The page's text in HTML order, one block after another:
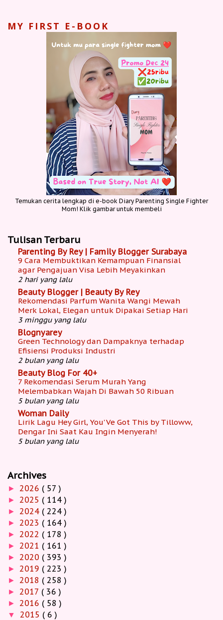
MY FIRST E-BOOK
Temukan cerita lengkap di e-book Diary Parenting Single Fighter
Mom! Klik gambar untuk membeli
Tulisan Terbaru
Parenting By Rey | Family Blogger Surabaya
9 Cara Membuktikan Kemampuan Finansial
agar Pengajuan Visa Lebih Meyakinkan
2 hari yang lalu
Beauty Blogger | Beauty By Rey
Rekomendasi Parfum Wanita Wangi Mewah
Merk Lokal, Elegan untuk Dipakai Setiap Hari
3 minggu yang lalu
Blognyarey
Green Technology dan Dampaknya terhadap
Efisiensi Produksi Industri
2 bulan yang lalu
Beauty Blog For 40+
7 Rekomendasi Serum Murah Yang
Melembabkan Wajah Di Bawah 50 Ribuan
5 bulan yang lalu
Woman Daily
Lirik Lagu Hey Girl, You'Ve Got This by Tilloww,
Dengar Ini Saat Kau Ingin Menyerah!
5 bulan yang lalu
Archives
► 2026 ( 57 )
► 2025 ( 114 )
► 2024 ( 224 )
► 2023 ( 164 )
► 2022 ( 178 )
► 2021 ( 161 )
► 2020 ( 393 )
► 2019 ( 223 )
► 2018 ( 258 )
► 2017 ( 36 )
► 2016 ( 58 )
▼ 2015 ( 6 )